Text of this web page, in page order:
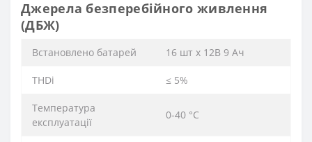
Джерела безперебійного живлення
(ДБЖ)
Bстановлено батарей 16 шт x 12B 9 Aч
THDi ≤ 5%
Tемпература
експлуатації
0-40 °C